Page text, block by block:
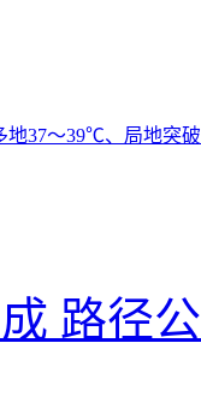
地37～39℃、局地突
路径